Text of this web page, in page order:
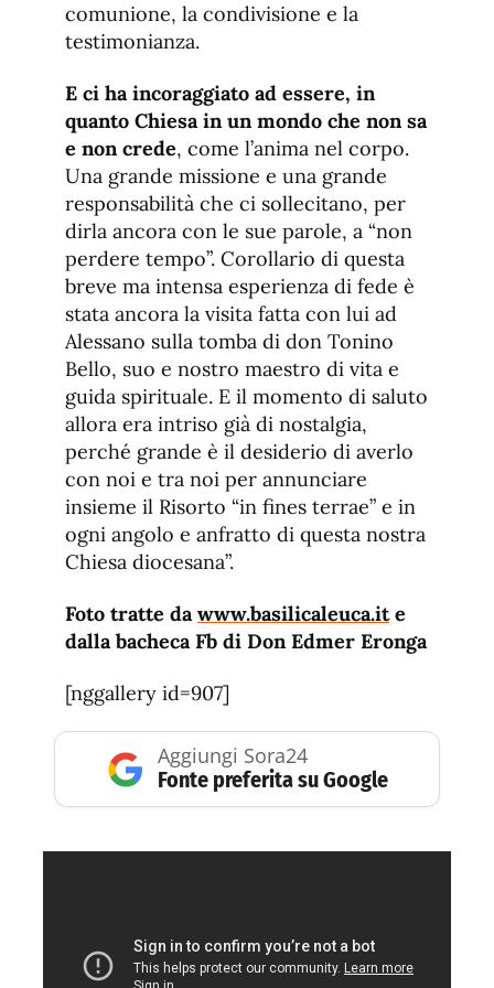
comunione, la condivisione e la
testimonianza.
E ci ha incoraggiato ad essere, in
quanto Chiesa in un mondo che non sa
e non crede, come l’anima nel corpo.
Una grande missione e una grande
responsabilità che ci sollecitano, per
dirla ancora con le sue parole, a “non
perdere tempo”. Corollario di questa
breve ma intensa esperienza di fede è
stata ancora la visita fatta con lui ad
Alessano sulla tomba di don Tonino
Bello, suo e nostro maestro di vita e
guida spirituale. E il momento di saluto
allora era intriso già di nostalgia,
perché grande è il desiderio di averlo
con noi e tra noi per annunciare
insieme il Risorto “in fines terrae” e in
ogni angolo e anfratto di questa nostra
Chiesa diocesana”.
Foto tratte dawww.basilicaleuca.ite
dalla bacheca Fb di Don Edmer Eronga
[nggallery id=907]
Aggiungi Sora24
Fonte preferita su Google